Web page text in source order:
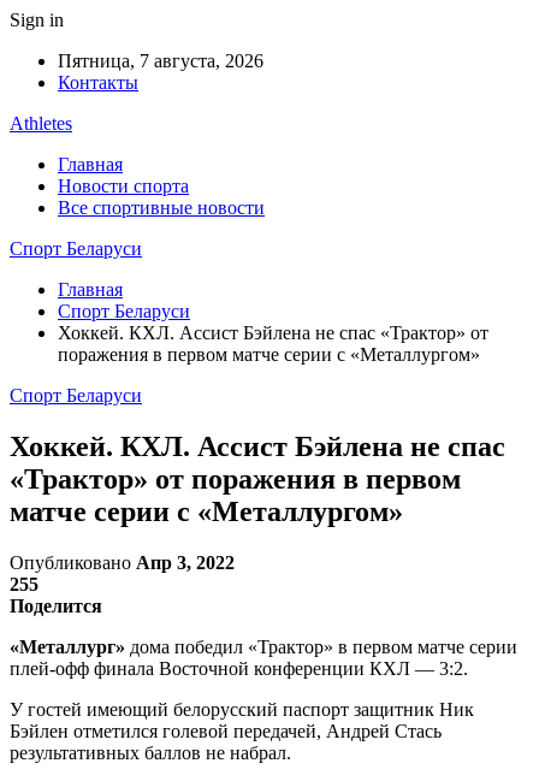
Sign in
Пятница, 7 августа, 2026
Контакты
Athletes
Главная
Новости спорта
Все спортивные новости
Спорт Беларуси
Главная
Спорт Беларуси
Хоккей. КХЛ. Ассист Бэйлена не спас «Трактор» от
поражения в первом матче серии с «Металлургом»
Спорт Беларуси
Хоккей. КХЛ. Ассист Бэйлена не спас
«Трактор» от поражения в первом
матче серии с «Металлургом»
Опубликовано Апр 3, 2022
255
Поделится
«Металлург» дома победил «Трактор» в первом матче серии
плей-офф финала Восточной конференции КХЛ — 3:2.
У гостей имеющий белорусский паспорт защитник Ник
Бэйлен отметился голевой передачей, Андрей Стась
результативных баллов не набрал.